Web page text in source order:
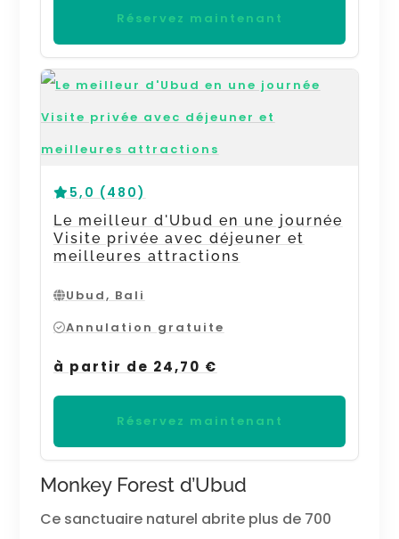
Réservez maintenant
5,0 (480)
Le meilleur d'Ubud en une journée
Visite privée avec déjeuner et
meilleures attractions
Ubud, Bali
Annulation gratuite
à partir de 24,70 €
Réservez maintenant
Monkey Forest d’Ubud
Ce sanctuaire naturel abrite plus de 700